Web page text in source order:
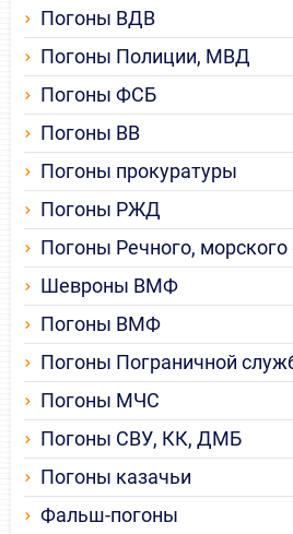
Погоны ВДВ
Погоны Полиции, МВД
Погоны ФСБ
Погоны ВВ
Погоны прокуратуры
Погоны РЖД
Погоны Речного, морского
Шевроны ВМФ
Погоны ВМФ
Погоны Пограничной
Погоны МЧС
Погоны СВУ, КК, ДМБ
Погоны казачьи
Фальш-погоны